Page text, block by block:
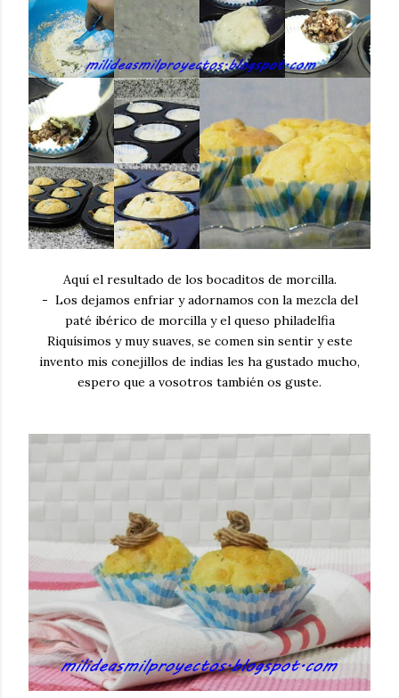
Aquí el resultado de los bocaditos de morcilla.
- Los dejamos enfriar y adornamos con la mezcla del
paté ibérico de morcilla y el queso philadelfia
Riquísimos y muy suaves, se comen sin sentir y este
invento mis conejillos de indias les ha gustado mucho,
espero que a vosotros también os guste.